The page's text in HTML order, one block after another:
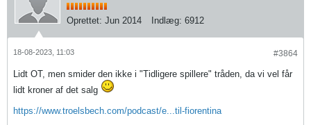
Oprettet: Jun 2014 Indlæg: 6912
#3864
18-08-2023, 11:03
Lidt OT, men smider den ikke i "Tidligere spillere" tråden, da vi vel får
lidt kroner af det salg
https://www.troelsbech.com/podcast/e...til-fiorentina